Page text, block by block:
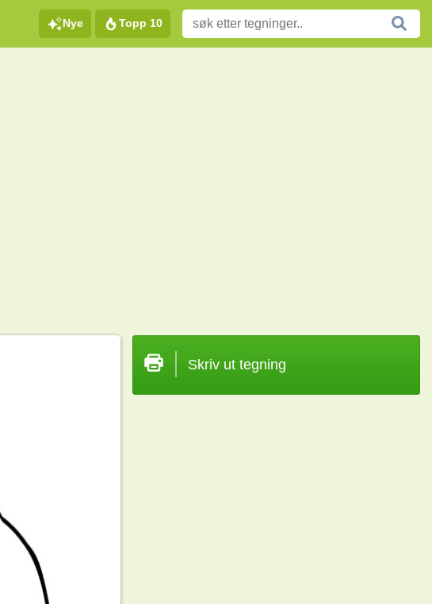
Nye Topp 10
Skriv ut tegning